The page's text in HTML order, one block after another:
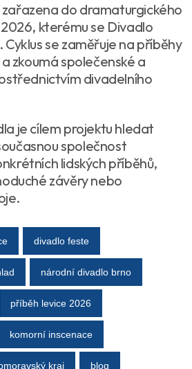
do dramaturgického
kterému se Divadlo
se zaměřuje na příběhy
zkoumá společenské a
divadelního
je cílem projektu hledat
společnost
lidských příběhů,
závěry nebo
divadlo feste
národní divadlo brno
příběh levice 2026
komorní inscenace
kraj blog